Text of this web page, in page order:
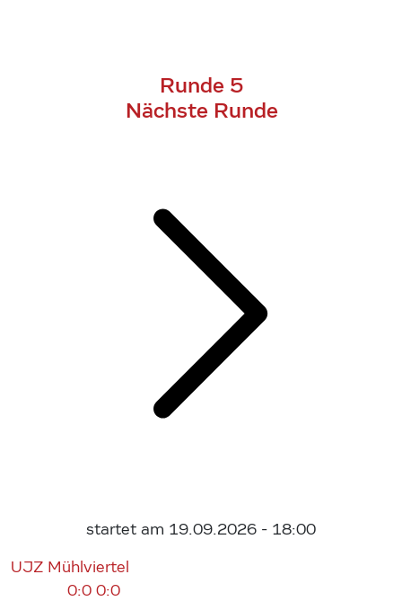
Runde 5
Nächste Runde
startet am 19.09.2026 - 18:00
UJZ Mühlviertel
0:0 0:0